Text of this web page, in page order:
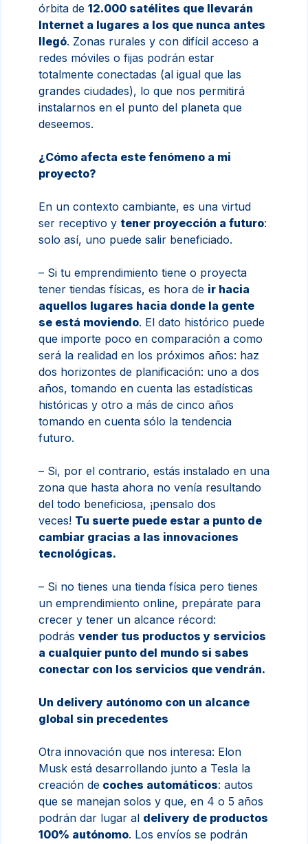
órbita de 12.000 satélites que llevarán
Internet a lugares a los que nunca antes
llegó. Zonas rurales y con difícil acceso a
redes móviles o fijas podrán estar
totalmente conectadas (al igual que las
grandes ciudades), lo que nos permitirá
instalarnos en el punto del planeta que
deseemos.
¿Cómo afecta este fenómeno a mi
proyecto?
En un contexto cambiante, es una virtud
ser receptivo y tener proyección a futuro:
solo así, uno puede salir beneficiado.
– Si tu emprendimiento tiene o proyecta
tener tiendas físicas, es hora de ir hacia
aquellos lugares hacia donde la gente
se está moviendo. El dato histórico puede
que importe poco en comparación a como
será la realidad en los próximos años: haz
dos horizontes de planificación: uno a dos
años, tomando en cuenta las estadísticas
históricas y otro a más de cinco años
tomando en cuenta sólo la tendencia
futuro.
– Si, por el contrario, estás instalado en una
zona que hasta ahora no venía resultando
del todo beneficiosa, ¡pensalo dos
veces! Tu suerte puede estar a punto de
cambiar gracias a las innovaciones
tecnológicas.
– Si no tienes una tienda física pero tienes
un emprendimiento online, prepárate para
crecer y tener un alcance récord:
podrás vender tus productos y servicios
a cualquier punto del mundo si sabes
conectar con los servicios que vendrán.
Un delivery autónomo con un alcance
global sin precedentes
Otra innovación que nos interesa: Elon
Musk está desarrollando junto a Tesla la
creación de coches automáticos: autos
que se manejan solos y que, en 4 o 5 años
podrán dar lugar al delivery de productos
100% autónomo. Los envíos se podrán